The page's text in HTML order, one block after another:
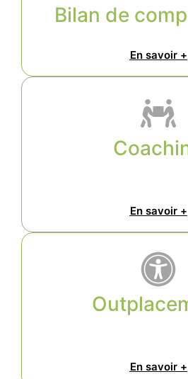
Bilan de
En savoir +
En savoir +
En savoir +